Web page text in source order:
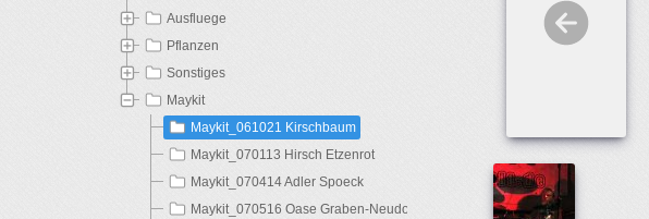
Ausfluege
Pflanzen
Sonstiges
Maykit
Maykit_061021 Kirschbaum
Maykit_070113 Hirsch Etzenrot
Maykit_070414 Adler Spoeck
Maykit_070516 Oase Graben-Neudorf